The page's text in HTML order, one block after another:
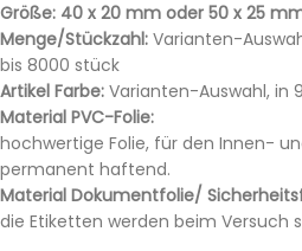
Größe: 40 x 20 mm oder 50 x 25
Menge/Stückzahl: Varianten-
bis 8000 stück
Artikel Farbe: Varianten-Auswahl, in
Material PVC-Folie:
hochwertige Folie, für den Innen-
permanent haftend.
Material Dokumentfolie/
die Etiketten werden beim Versuch